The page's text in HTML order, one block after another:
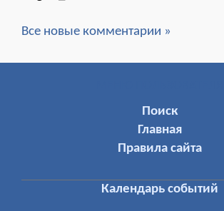
Все новые комментарии »
Поиск
Главная
Правила сайта
Календарь событий